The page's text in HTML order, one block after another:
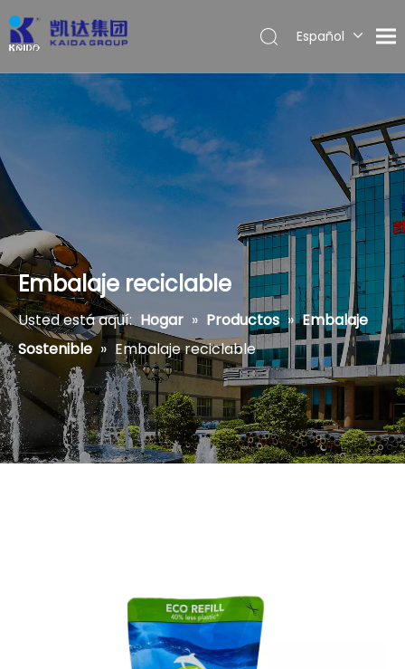
Español
Embalaje reciclable
Usted está aquí: Hogar » Productos » Embalaje
Sostenible » Embalaje reciclable